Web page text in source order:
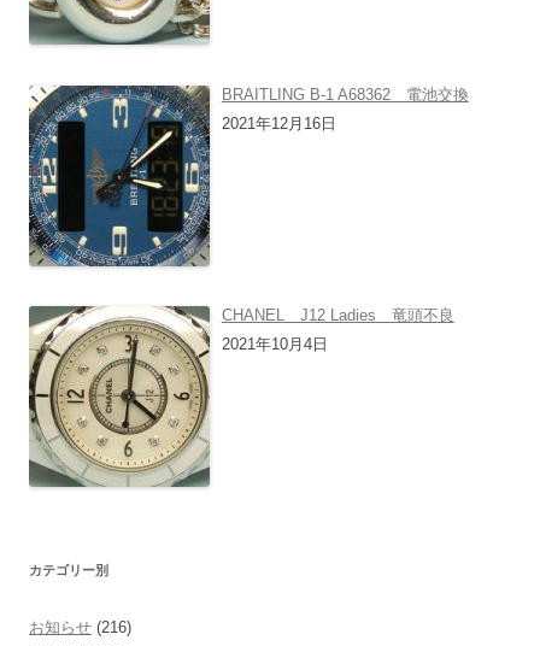
BRAITLING B-1 A68362 電池交換
2021年12月16日
CHANEL J12 Ladies 竜頭不良
2021年10月4日
カテゴリー別
お知らせ (216)